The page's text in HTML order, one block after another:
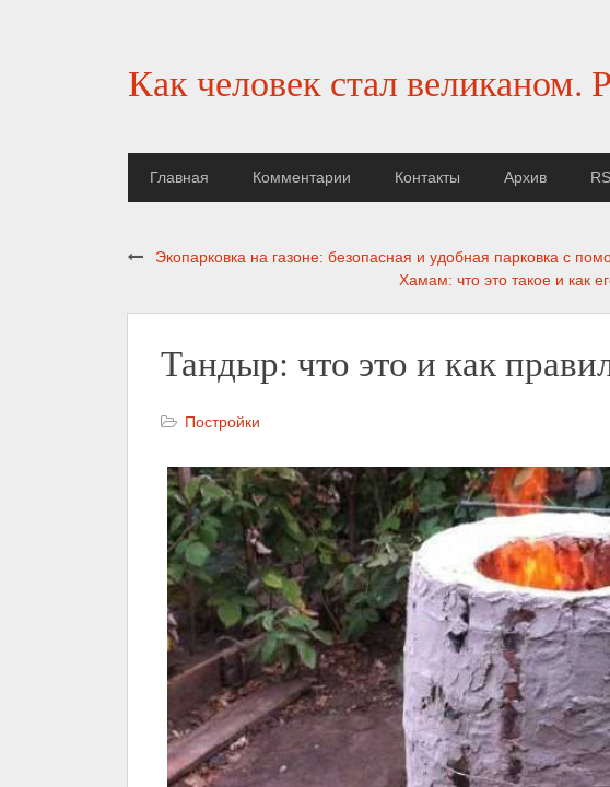
Как человек стал великаном.
Главная Комментарии Контакты Архив
Экопарковка на газоне: безопасная и удобная парковка с
Хамам: что это такое и как
Тандыр: что это и как
Постройки